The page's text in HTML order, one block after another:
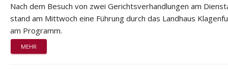
Nach dem Besuch von zwei Gerichtsverhandlungen am
stand am Mittwoch eine Führung durch das Landhaus
am Programm.
MEHR